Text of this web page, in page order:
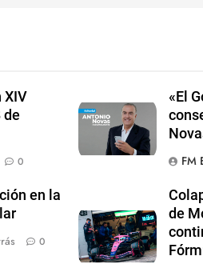
XIV
de
0
«El
FM
en la
0
de